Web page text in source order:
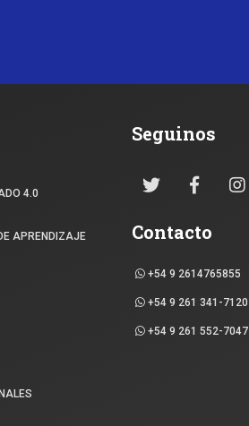
4.0
APRENDIZAJE
Seguinos
Contacto
+54 9 2614765855
+54 9 261 341-7120
+54 9 261 552-7047